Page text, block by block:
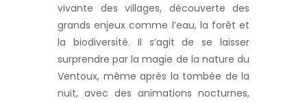
vivante des villages, découverte des
grands enjeux comme l’eau, la forêt et
la biodiversité. Il s’agit de se laisser
surprendre par la magie de la nature du
Ventoux, même après la tombée de la
nuit, avec des animations nocturnes,